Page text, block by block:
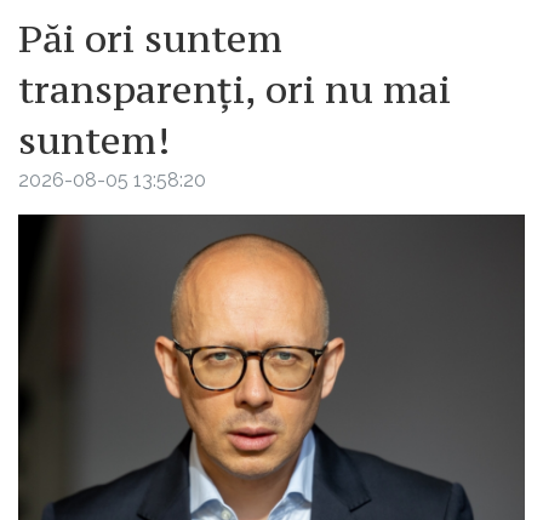
Păi ori suntem
transparenți, ori nu mai
suntem!
2026-08-05 13:58:20